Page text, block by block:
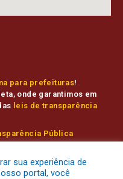
para prefeituras!
onde garantimos em
leis de transparência
Pública
sua experiência de
portal, você